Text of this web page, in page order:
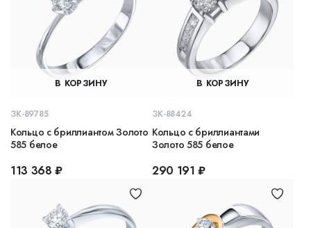
В КОРЗИНУ
ЗК-89785
Кольцо с бриллиантом Золото
585 белое
113 368 ₽
В КОРЗИНУ
ЗК-88424
Кольцо с бриллиантами
Золото 585 белое
290 191 ₽